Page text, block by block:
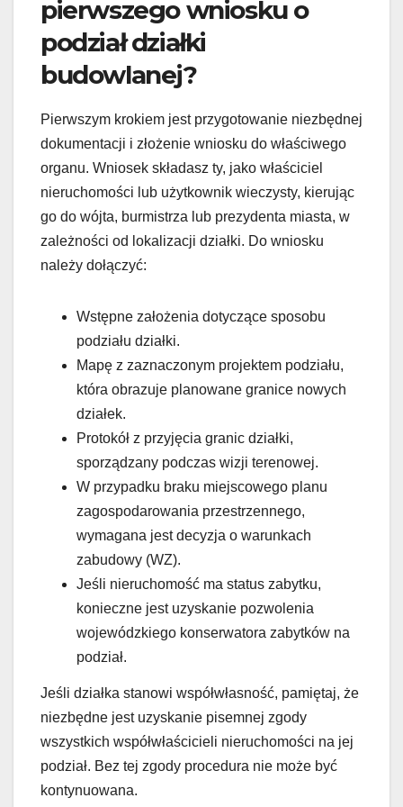
pierwszego wniosku o
podział działki
budowlanej?
Pierwszym krokiem jest przygotowanie niezbędnej
dokumentacji i złożenie wniosku do właściwego
organu. Wniosek składasz ty, jako właściciel
nieruchomości lub użytkownik wieczysty, kierując
go do wójta, burmistrza lub prezydenta miasta, w
zależności od lokalizacji działki. Do wniosku
należy dołączyć:
Wstępne założenia dotyczące sposobu
podziału działki.
Mapę z zaznaczonym projektem podziału,
która obrazuje planowane granice nowych
działek.
Protokół z przyjęcia granic działki,
sporządzany podczas wizji terenowej.
W przypadku braku miejscowego planu
zagospodarowania przestrzennego,
wymagana jest decyzja o warunkach
zabudowy (WZ).
Jeśli nieruchomość ma status zabytku,
konieczne jest uzyskanie pozwolenia
wojewódzkiego konserwatora zabytków na
podział.
Jeśli działka stanowi współwłasność, pamiętaj, że
niezbędne jest uzyskanie pisemnej zgody
wszystkich współwłaścicieli nieruchomości na jej
podział. Bez tej zgody procedura nie może być
kontynuowana.